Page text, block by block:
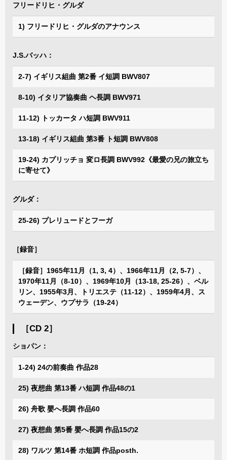
フリードリヒ・グルダ
1) フリードリヒ・グルダのアナウンス
J.S.バッハ：
2-7) イギリス組曲 第2番 イ短調 BWV807
8-10) イタリア協奏曲 ヘ長調 BWV971
11-12) トッカータ ハ短調 BWV911
13-18) イギリス組曲 第3番 ト短調 BWV808
19-24) カプリッチョ 変ロ長調 BWV992《最愛の兄の旅立ち
に寄せて》
グルダ：
25-26) プレリュードとフーガ
［録音］
［録音］1965年11月（1, 3, 4）、1966年11月（2, 5-7）、
1970年11月（8-10）、1969年10月（13-18, 25-26）、ベル
リン、1955年3月、トリエステ（11-12）、1959年4月、ス
ウェーデン、ウプサラ（19-24）
［CD 2］
ショパン：
1-24) 24の前奏曲 作品28
25) 夜想曲 第13番 ハ短調 作品48の1
26) 舟歌 嬰へ長調 作品60
27) 夜想曲 第5番 嬰へ長調 作品15の2
28) ワルツ 第14番 ホ短調 作品posth.